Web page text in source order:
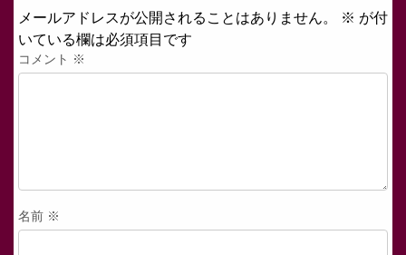
メールアドレスが公開されることはありません。 ※ が付
いている欄は必須項目です
コメント ※
名前 ※